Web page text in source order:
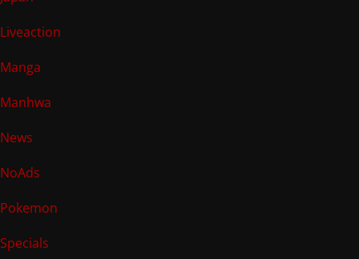
Liveaction
Manga
Manhwa
News
NoAds
Pokemon
Specials